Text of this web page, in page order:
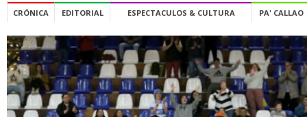
CRÓNICA EDITORIAL ESPECTACULOS & CULTURA PA' CALLAO